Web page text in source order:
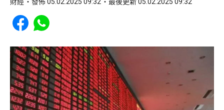
Share to Facebook
Share to WhatsApp